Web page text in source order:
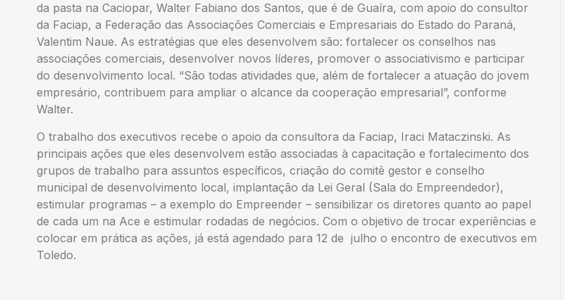
da pasta na Caciopar, Walter Fabiano dos Santos, que é de Guaíra, com apoio do consultor
da Faciap, a Federação das Associações Comerciais e Empresariais do Estado do Paraná,
Valentim Naue. As estratégias que eles desenvolvem são: fortalecer os conselhos nas
associações comerciais, desenvolver novos líderes, promover o associativismo e participar
do desenvolvimento local. “São todas atividades que, além de fortalecer a atuação do jovem
empresário, contribuem para ampliar o alcance da cooperação empresarial”, conforme
Walter.
O trabalho dos executivos recebe o apoio da consultora da Faciap, Iraci Mataczinski. As
principais ações que eles desenvolvem estão associadas à capacitação e fortalecimento dos
grupos de trabalho para assuntos específicos, criação do comitê gestor e conselho
municipal de desenvolvimento local, implantação da Lei Geral (Sala do Empreendedor),
estimular programas – a exemplo do Empreender – sensibilizar os diretores quanto ao papel
de cada um na Ace e estimular rodadas de negócios. Com o objetivo de trocar experiências e
colocar em prática as ações, já está agendado para 12 de julho o encontro de executivos em
Toledo.